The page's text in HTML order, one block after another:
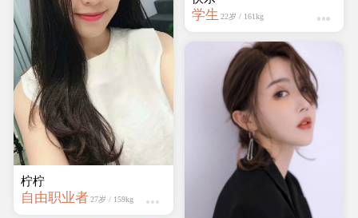
柠柠
自由职业者 27岁 / 159kg
蔷薇岛
19岁 / 161kg